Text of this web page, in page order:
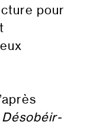
pour
Désobéir-